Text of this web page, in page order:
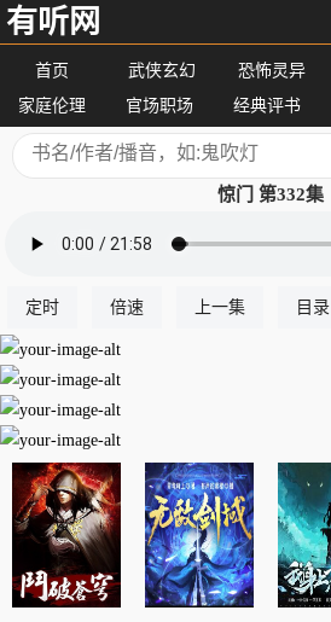
有听网
首页 武侠玄幻 恐怖灵异
家庭伦理
官场职场 经典评书
惊门 第332集
定时 倍速 上一集 目录